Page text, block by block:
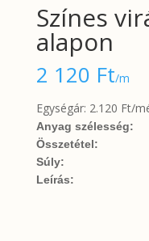
Színes
alapon
2 120 Ft/m
Egységár: 2.120 Ft/
Anyag szélesség:
Összetétel:
Súly:
Leírás: